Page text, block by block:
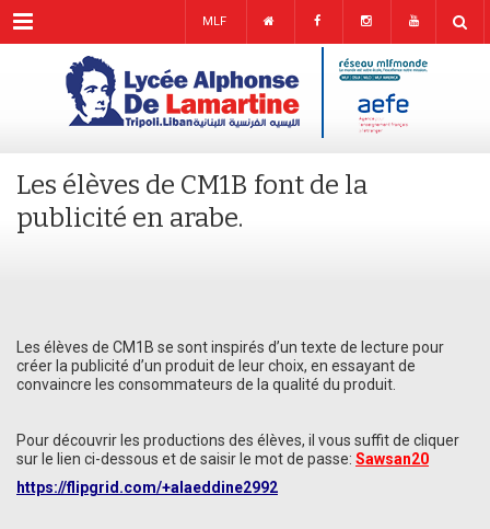
Menu MLF
Les élèves de CM1B font de la
publicité en arabe.
Les élèves de CM1B se sont inspirés d’un texte de lecture pour
créer la publicité d’un produit de leur choix, en essayant de
convaincre les consommateurs de la qualité du produit.
Pour découvrir les productions des élèves, il vous suffit de cliquer
sur le lien ci-dessous et de saisir le mot de passe: Sawsan20
https://flipgrid.com/+alaeddine2992